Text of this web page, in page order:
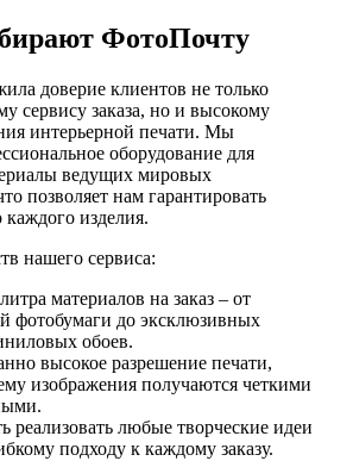
ФотоПочту
доверие клиентов не только
сервису заказа, но и высокому
интерьерной печати. Мы
оборудование для
ведущих мировых
позволяет нам гарантировать
изделия.
нашего сервиса:
материалов на заказ – от
фотобумаги до эксклюзивных
обоев.
высокое разрешение печати,
изображения получаются четкими
реализовать любые творческие идеи
подходу к каждому заказу.